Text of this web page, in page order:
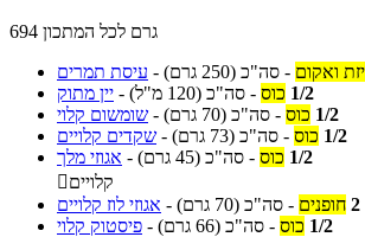
694 גרם לכל המתכון
עיסת תמרים - ואקום - סה"כ (250 גרם)
יין מתוק - 1/2 כוס - סה"כ (120 מ"ל)
שומשום קלוי - 1/2 כוס - סה"כ (70 גרם)
שקדים קלויים - 1/2 כוס - סה"כ (73 גרם)
אגוזי מלך - 1/2 כוס - סה"כ (45 גרם)
קלויים
אגוזי לוז קלויים - 2 חופנים - סה"כ (70 גרם)
פיסטוק קלוי - 1/2 כוס - סה"כ (66 גרם)